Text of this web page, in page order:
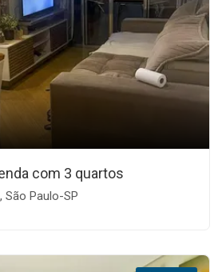
com 3 quartos
São Paulo-SP